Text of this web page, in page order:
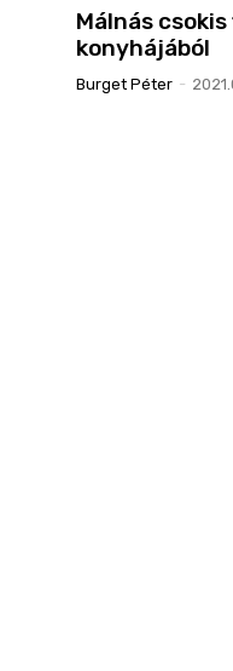
Málnás
konyhájából
Burget Péter -